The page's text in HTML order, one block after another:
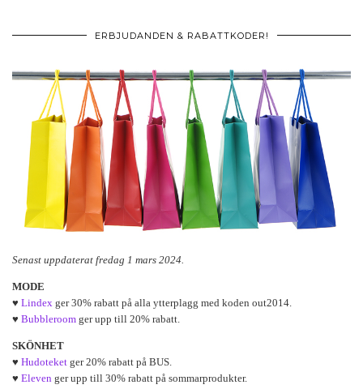
ERBJUDANDEN & RABATTKODER!
Senast uppdaterat fredag 1 mars 2024.
MODE
♥ Lindex ger 30% rabatt på alla ytterplagg med koden out2014.
♥ Bubbleroom ger upp till 20% rabatt.
SKÖNHET
♥ Hudoteket ger 20% rabatt på BUS.
♥ Eleven ger upp till 30% rabatt på sommarprodukter.